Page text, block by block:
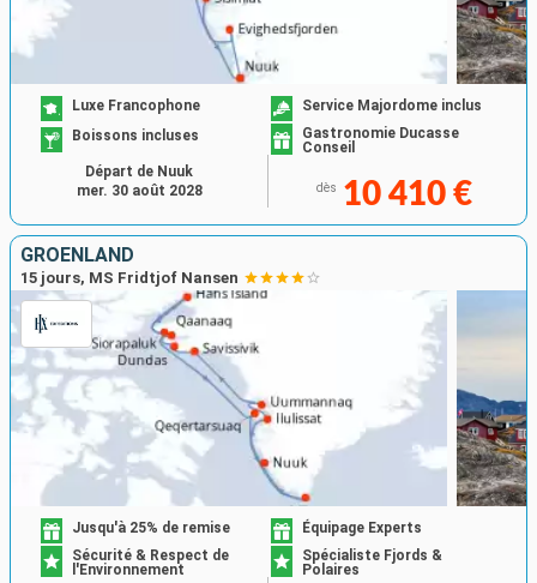
Luxe Francophone
Service Majordome inclus
Boissons incluses
Gastronomie Ducasse
Conseil
dès 10 410 €
Départ de Nuuk
mer. 30 août 2028
GRÖENLAND
15 jours, MS Fridtjof Nansen
Jusqu'à 25% de remise
Équipage Experts
Sécurité & Respect de
l'Environnement
Spécialiste Fjords &
Polaires